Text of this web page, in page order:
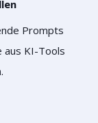
Prompts
aus KI-Tools